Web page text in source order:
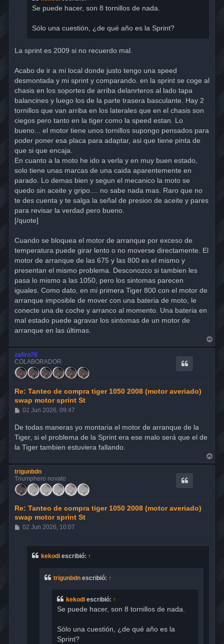
Se puede hacer, son 8 tornillos de nada.
Sólo una cuestión, ¿de qué año es la Sprint?
La sprint es 2009 si no recuerdo mal.
Acabo de ir a mi local donde justo tengo una speed
desmontada y mi sprint y comparando. en la sprint se coge al
chasis en los soportes de arriba delanrteros al lado tapa
balancines y luego los de la parte trasera basculante. Hay 2
tornillos que van arriba en los laterales que en el chasis son
ciegos pero tanto en la tiger como la speed estan. Lo
bueno... el motor tiene unos tornillos supongo pensados para
poder poner esa placa para adaptar, asi que tiene pinta de
que si que encaja.
En cuanto a la moto he ido a verla y en muy buen estado,
solo tiene unas marcas de una caida aparentemente en
parado. Lo demas bien y segun el mecanico la moto se
quedo sin aceite y gripo.... no sabe nada mas. Raro que no
te des cuenta y te salga la señal de presion de aceite y pares
para revisar la verdad pero bueno.
[/quote]
Cuando se bloquea el motor de arranque por exceso de
temperatura puede girar lento o no moverse directamente. El
motor de arranque de las 675 y las 800 es el mismo y
presentan el mismo problema. Desconozco si tambien les
pasa lo mismo a las 1050, pero los sintomas parecen
iguales. Como dato, en mi primera Tiger 800 con el motor de
arranque imposible de mover con una bateria de moto, le
conecte una de coche y arranco al momento. Una bateria en
mal estado puede agravar los sintomas de un motor de
arranque en las últimas.
r
zafiro76
COLABORADOR
Re: Tanteo de compra tiger 1050 2008 (motor averiado)
swap motor sprint St
M
s
a
e
02 Jun 2026, 09:47
De todas maneras yo montaria el motor de arranque de la
Tiger, si el problema de la Sprint era ese malo será que el de
la Tiger tambien estuviera fallando.
r
trigunbdn
Triumphero novato
Re: Tanteo de compra tiger 1050 2008 (motor averiado)
swap motor sprint St
M
02 Jun 2026, 10:07
kekodi escribió: ↑
trigunbdn escribió: ↑
kekodi escribió: ↑
Se puede hacer, son 8 tornillos de nada.
Sólo una cuestión, ¿de qué año es la
Sprint?